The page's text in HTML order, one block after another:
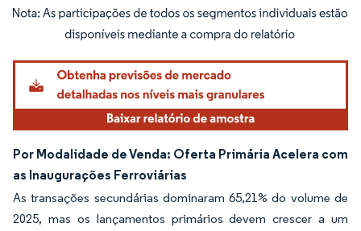
Imagem © Mordor Intelligence. O reuso requer atribuição conforme CC BY 4.0.
Por Modalidade de Venda: Oferta Primária Acelera com
as Inaugurações Ferroviárias
As transações secundárias dominaram 65,21% do volume de
2025, mas os lançamentos primários devem crescer a um